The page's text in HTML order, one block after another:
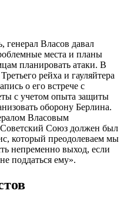
генерал Власов давал
места и планы
планировать атаки. В
рейха и гауляйтера
о его встрече с
с учетом опыта защиты
оборону Берлина.
Власовым
Союз должен был
который преодолеваем мы
непременно выход, если
поддаться ему».